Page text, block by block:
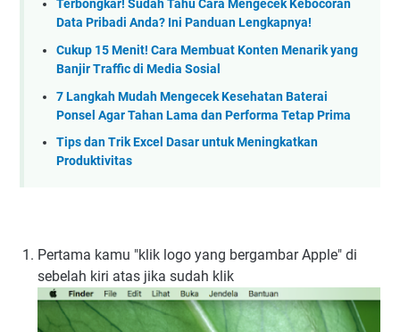
Terbongkar! Sudah Tahu Cara Mengecek Kebocoran
Data Pribadi Anda? Ini Panduan Lengkapnya!
Cukup 15 Menit! Cara Membuat Konten Menarik yang
Banjir Traffic di Media Sosial
7 Langkah Mudah Mengecek Kesehatan Baterai
Ponsel Agar Tahan Lama dan Performa Tetap Prima
Tips dan Trik Excel Dasar untuk Meningkatkan
Produktivitas
Pertama kamu "klik logo yang bergambar Apple" di
sebelah kiri atas jika sudah klik